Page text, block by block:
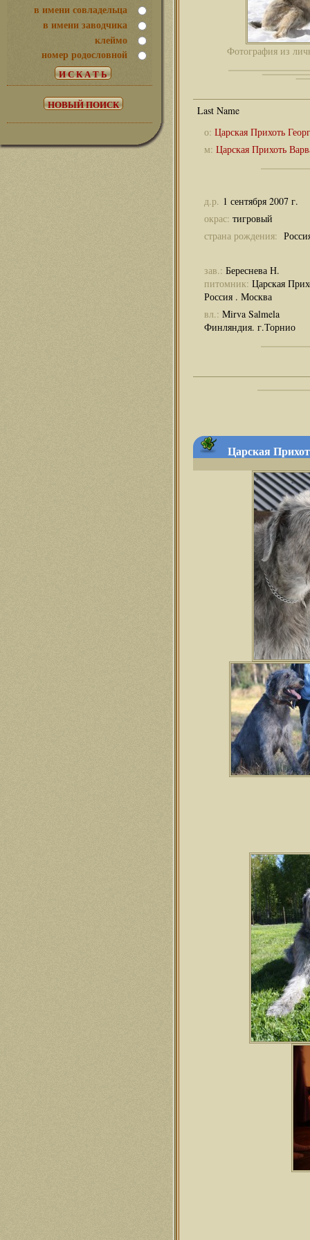
в имени совладельца
в имени заводчика
клеймо
номер родословной
Фотография из
о: Царская Прихоть
м: Царская Прихоть
д.р. 1 сентября 2007 г.
окрас: тигровый
страна рождения:
зав.: Береснева Н.
питомник: Царская
Россия . Москва
вл.: Mirva Salmela
Финляндия. г.Торнио
Царская